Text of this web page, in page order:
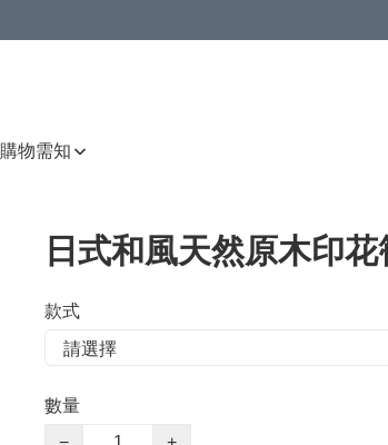
購物需知
日式和風天然原木印花
款式
數量